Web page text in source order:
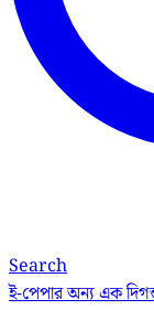
Search
ই-পেপারঅন্য এক